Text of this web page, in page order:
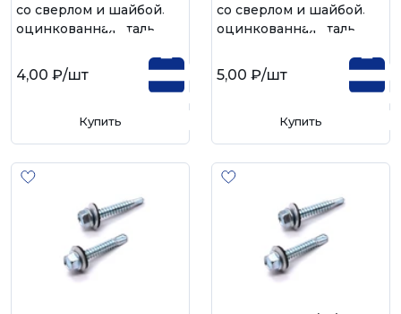
со сверлом и шайбой,
оцинкованная сталь
4,00 ₽/шт
Купить
со сверлом и шайбой,
оцинкованная сталь
5,00 ₽/шт
Купить